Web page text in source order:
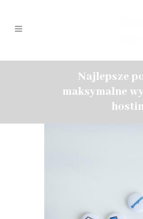
Najlepsze
maksymalne